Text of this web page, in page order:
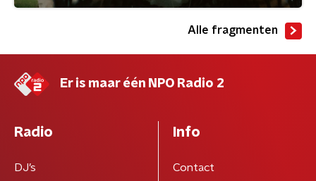
Alle fragmenten
Er is maar één NPO Radio 2
Radio
DJ’s
Info
Contact